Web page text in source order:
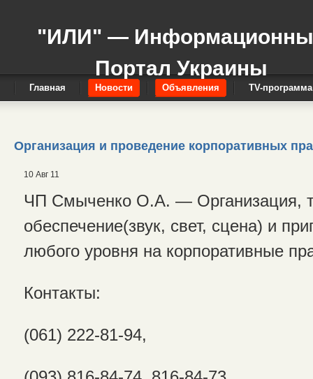
"ИЛИ" —
Портал Украины
Главная Новости Объявления TV-программа
Организация и проведение корпоративных
10 Авг 11
ЧП Смыченко О.А. — Организация,
обеспечение(звук, свет, сцена) и
любого уровня на корпоративные
Контакты:
(061) 222-81-94,